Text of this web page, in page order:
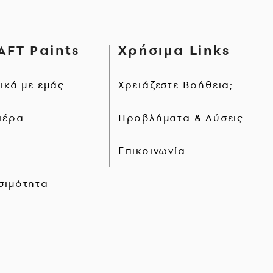
Paints
με εμάς
Χρήσιμα Links
Χρειάζεστε Βοήθεια;
Προβλήματα & Λύσεις
Επικοινωνία